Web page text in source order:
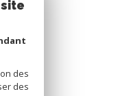
des
des